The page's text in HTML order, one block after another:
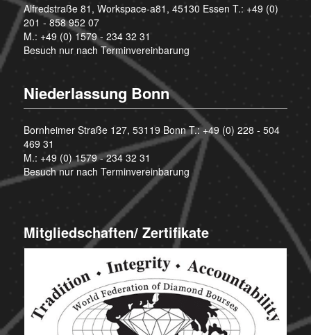
Alfredstraße 81, Workspace-a81, 45130 Essen T.: +49 (0)
201 - 858 952 07
M.: +49 (0) 1579 - 234 32 31
Besuch nur nach Terminvereinbarung
Niederlassung Bonn
Bornheimer Straße 127, 53119 Bonn T.:+49 (0) 228 - 504
469 31
M.: +49 (0) 1579 - 234 32 31
Besuch nur nach Terminvereinbarung
Mitgliedschaften/ Zertifikate